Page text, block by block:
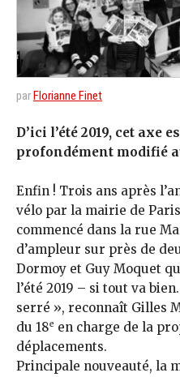
parFlorianne Finet
D’ici l’été 2019, cet axe
profondément modifié
Enfin ! Trois ans après
vélo par la mairie de
commencé dans la rue
d’ampleur sur près de
Dormoy et Guy Moquet
l’été 2019 – si tout va
serré », reconnaît Gilles
du 18e en charge de la
déplacements.
Principale nouveauté, la